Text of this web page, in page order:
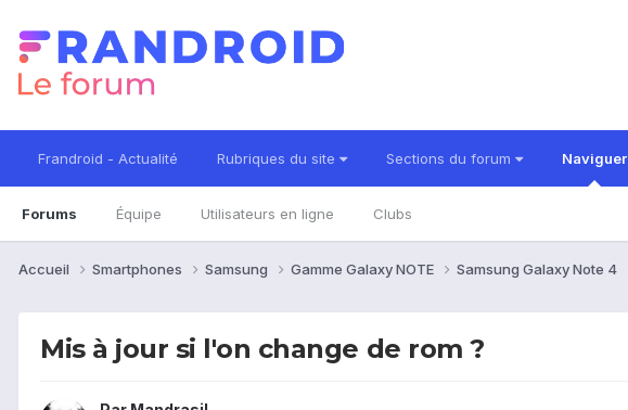
Frandroid - Actualité Rubriques du site Sections du forum Naviguer
Forums Équipe Utilisateurs en ligne Clubs
Accueil Smartphones Samsung Gamme Galaxy NOTE Samsung Galaxy Note 4
Mis à jour si l'on change de rom ?